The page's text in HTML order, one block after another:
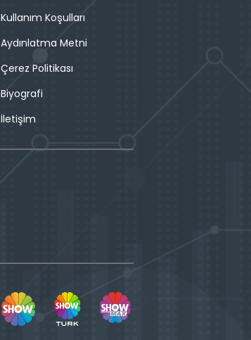
Kullanım Koşulları
Aydınlatma Metni
Çerez Politikası
Biyografi
İletişim